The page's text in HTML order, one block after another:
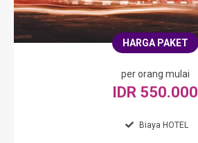
HARGA PAKET
per orang mulai
IDR 550.000
Biaya HOTEL